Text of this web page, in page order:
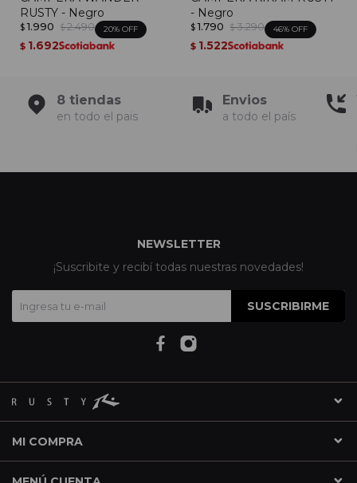
RUSTY - Negro
$ 1.990 $ 2.490 20
$ 1.692
- Negro
$ 1.790 $ 3.290 46
$ 1.522
8 tiendas
en todo el pais
Envios
a todo el país
MI COMPRA
NEWSLETTER
¡Suscribite y recibí todas nuestras novedades!
SUSCRIBIRME